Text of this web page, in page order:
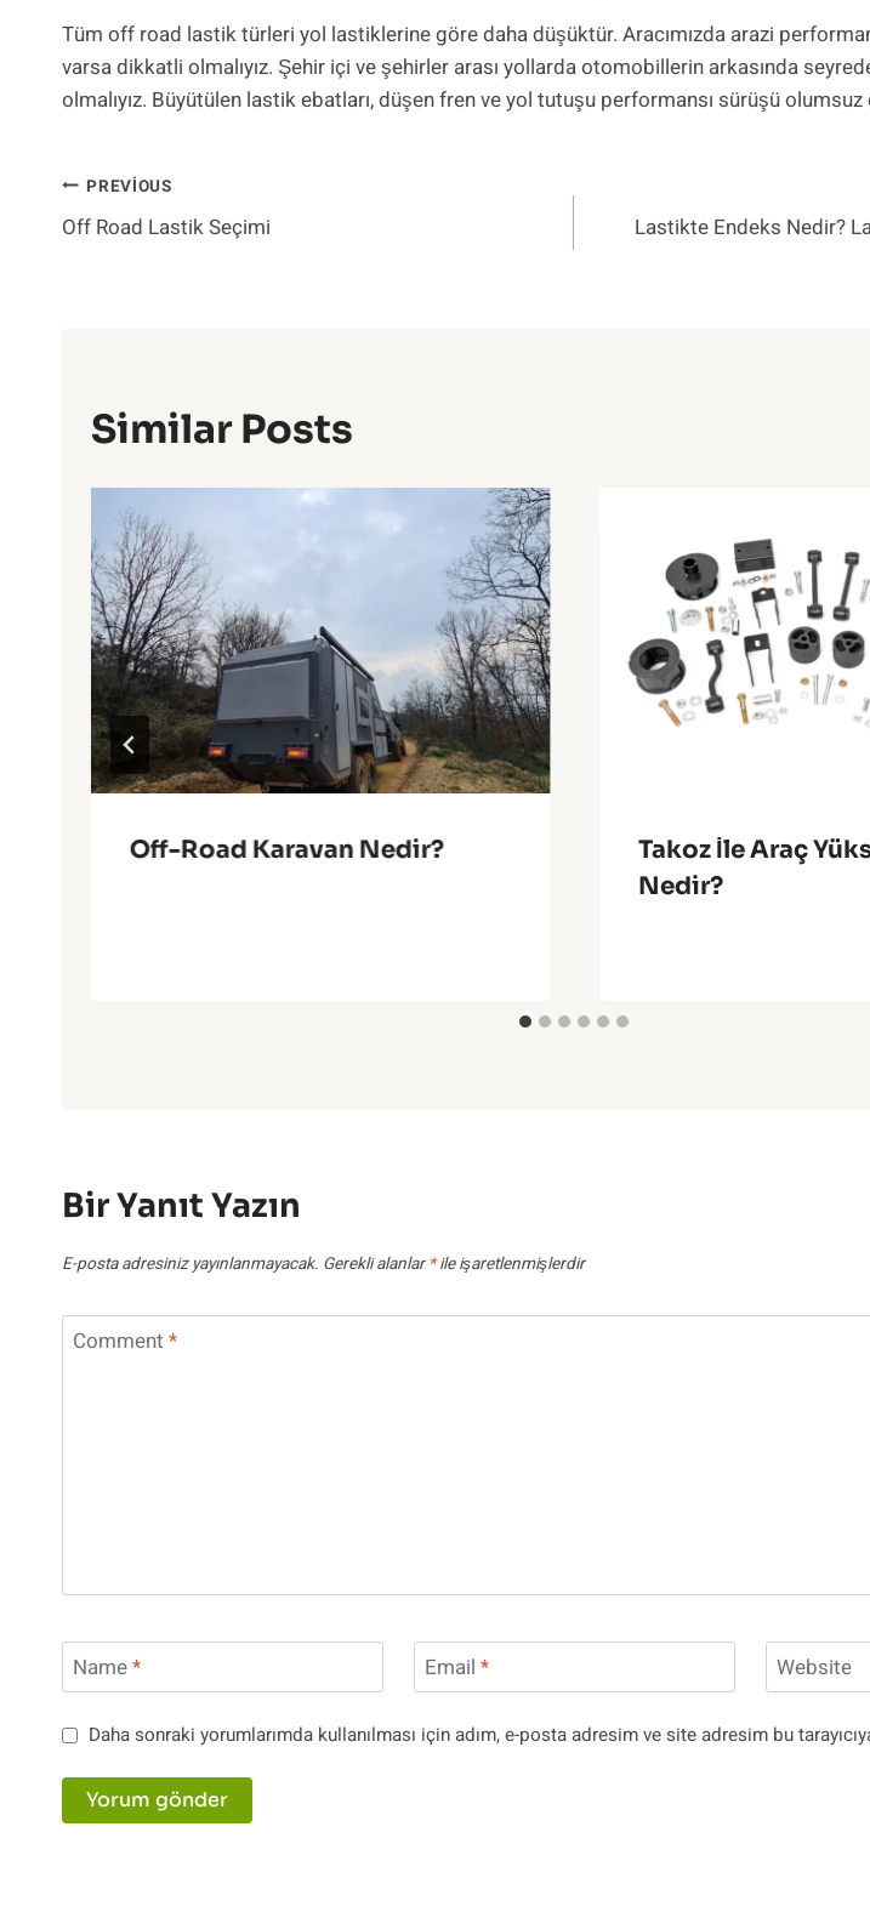
Tüm off road lastik türleri yol lastiklerine göre daha düşüktür. Aracımızda arazi
varsa dikkatli olmalıyız. Şehir içi ve şehirler arası yollarda otomobillerin arkasında
olmalıyız. Büyütülen lastik ebatları, düşen fren ve yol tutuşu performansı sürüşü
Yazı
Gezinmesi
PREVIOUS
Off Road Lastik Seçimi
Lastikte Endeks Nedir?
Similar Posts
Off-Road Karavan Nedir?
Takoz İle Araç
Nedir?
Bir Yanıt Yazın
E-posta adresiniz yayınlanmayacak. Gerekli alanlar *ile işaretlenmişlerdir
Comment *
Name* Email * Website
Daha sonraki yorumlarımda kullanılması için adım, e-posta adresim ve site adresim bu